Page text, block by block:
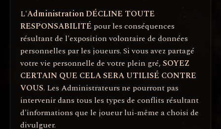
L'Administration DÉCLINE TOUTE
RESPONSABILITÉ pour les conséquences
résultant de l'exposition volontaire de données
personnelles par les joueurs. Si vous avez partagé
votre vie personnelle de votre plein gré, SOYEZ
CERTAIN QUE CELA SERA UTILISÉ CONTRE
VOUS. Les Administrateurs ne pourront pas
intervenir dans tous les types de conflits résultant
d'informations que le joueur lui-même a choisi de
divulguer.